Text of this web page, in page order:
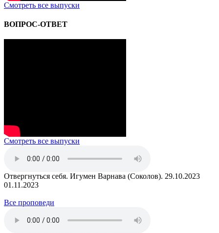
Смотреть все выпуски
ВОПРОС-ОТВЕТ
Смотреть все выпуски
Отвергнуться себя. Игумен Варнава (Соколов). 29.10.2023
01.11.2023
Все проповеди